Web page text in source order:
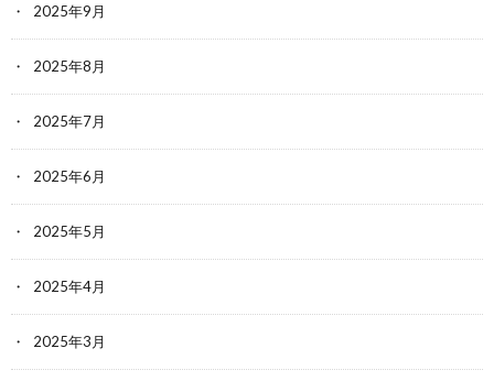
2025年9月
2025年8月
2025年7月
2025年6月
2025年5月
2025年4月
2025年3月